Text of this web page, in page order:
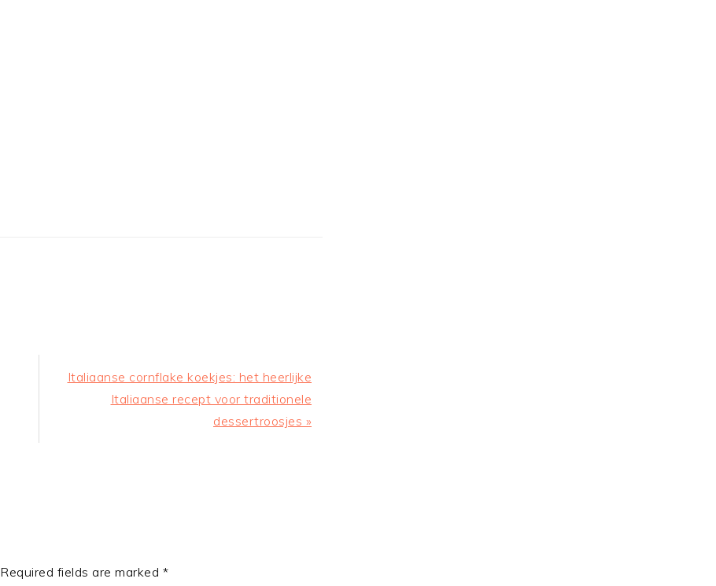
Next
Italiaanse cornflake koekjes: het heerlijke
Italiaanse recept voor traditionele
dessertroosjes »
Required fields are marked *